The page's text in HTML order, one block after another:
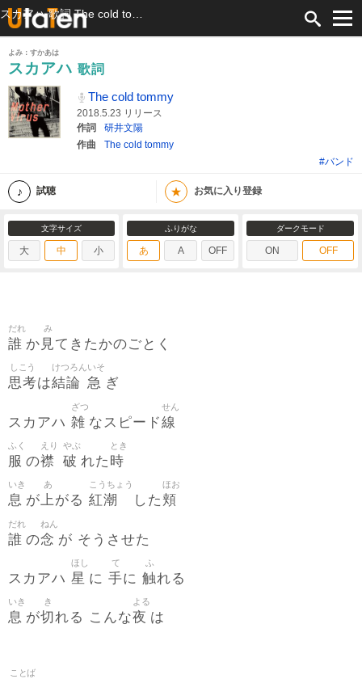
よみ：すかあは
スカアハ 歌詞
The cold tommy
2018.5.23 リリース
作詞
研井文陽
作曲
The cold tommy
#バンド
試聴 ★ お気に入り登録
文字サイズ
大 中 小
ふりがな
あ A OFF
ダークモード
ON OFF
誰
だれ
か 見
み
てきたかのごとく
思考
しこう
は結論
けつろん
急
いそ
ぎ
スカアハ 雑
ざつ
なスピード線
せん
服
ふく
の襟
えり
破
やぶ
れた 時
とき
息
いき
が上
あ
がる 紅潮
こうちょう
した頬
ほお
誰
だれ
の念
ねん
が そうさせた
スカアハ 星
ほし
に 手
て
に 触
ふ
れる
息
いき
が切
き
れる こんな夜
よる
は
ことば